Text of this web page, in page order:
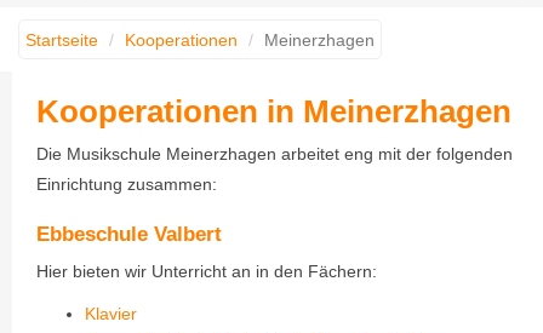
Startseite Kooperationen Meinerzhagen
Kooperationen in Meinerzhagen
Die Musikschule Meinerzhagen arbeitet eng mit der folgenden
Einrichtung zusammen:
Ebbeschule Valbert
Hier bieten wir Unterricht an in den Fächern:
Klavier